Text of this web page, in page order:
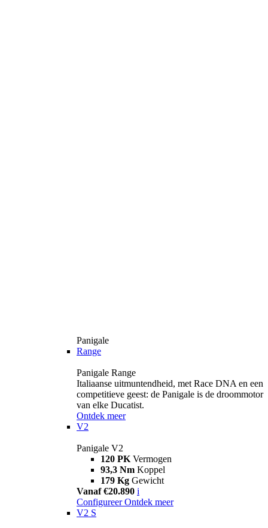
Panigale
Range
Panigale Range
Italiaanse uitmuntendheid, met Race DNA en een
competitieve geest: de Panigale is de droommotor
van elke Ducatist.
Ontdek meer
V2
Panigale V2
120 PK Vermogen
93,3 Nm Koppel
179 Kg Gewicht
Vanaf €20.890 i
Configureer Ontdek meer
V2 S